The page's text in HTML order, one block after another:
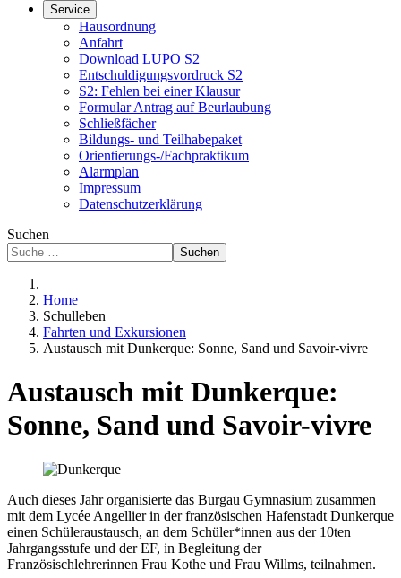
Service
Hausordnung
Anfahrt
Download LUPO S2
Entschuldigungsvordruck S2
S2: Fehlen bei einer Klausur
Formular Antrag auf Beurlaubung
Schließfächer
Bildungs- und Teilhabepaket
Orientierungs-/Fachpraktikum
Alarmplan
Impressum
Datenschutzerklärung
Suchen
Suchen
Home
Schulleben
Fahrten und Exkursionen
Austausch mit Dunkerque: Sonne, Sand und Savoir-vivre
Austausch mit Dunkerque:
Sonne, Sand und Savoir-vivre
Auch dieses Jahr organisierte das Burgau Gymnasium zusammen
mit dem Lycée Angellier in der französischen Hafenstadt Dunkerque
einen Schüleraustausch, an dem Schüler*innen aus der 10ten
Jahrgangsstufe und der EF, in Begleitung der
Französischlehrerinnen Frau Kothe und Frau Willms, teilnahmen.